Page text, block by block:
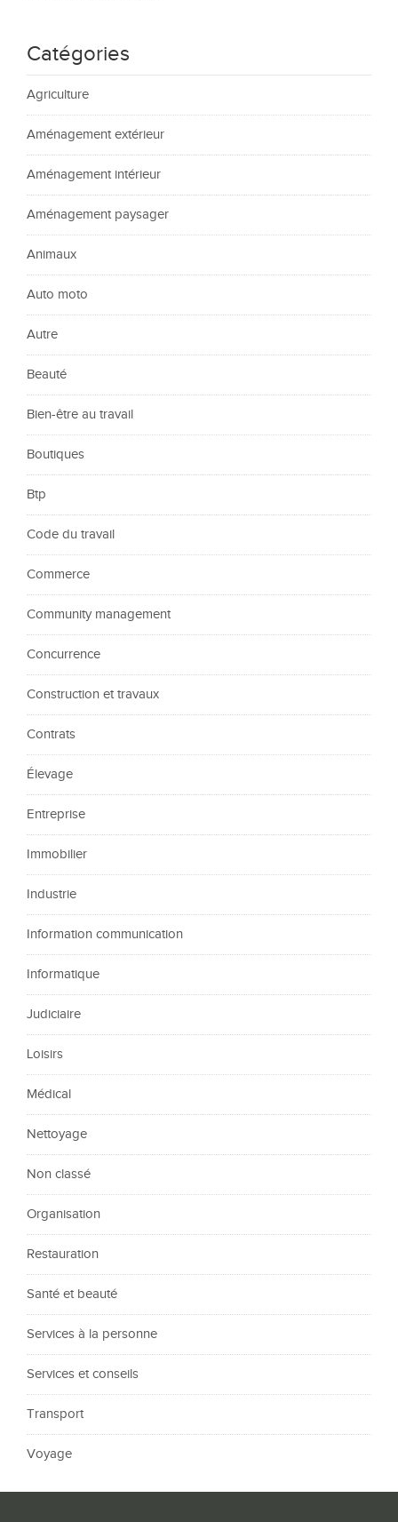
Catégories
Agriculture
Aménagement extérieur
Aménagement intérieur
Aménagement paysager
Animaux
Auto moto
Autre
Beauté
Bien-être au travail
Boutiques
Btp
Code du travail
Commerce
Community management
Concurrence
Construction et travaux
Contrats
Élevage
Entreprise
Immobilier
Industrie
Information communication
Informatique
Judiciaire
Loisirs
Médical
Nettoyage
Non classé
Organisation
Restauration
Santé et beauté
Services à la personne
Services et conseils
Transport
Voyage